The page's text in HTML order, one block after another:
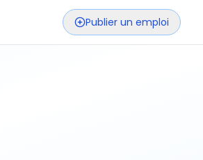
Publier un emploi